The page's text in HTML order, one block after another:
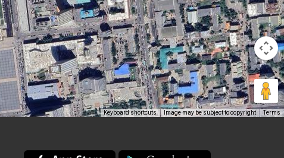
Keyboard shortcuts Image may be subject to copyright Terms